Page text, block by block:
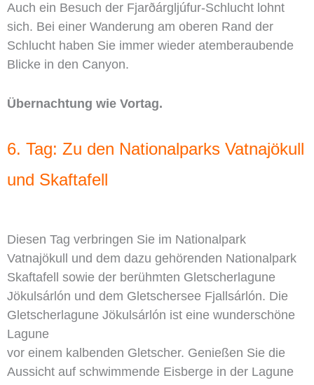
Auch ein Besuch der Fjarðárgljúfur-Schlucht lohnt
sich. Bei einer Wanderung am oberen Rand der
Schlucht haben Sie immer wieder atemberaubende
Blicke in den Canyon.
Übernachtung wie Vortag.
6. Tag: Zu den Nationalparks Vatnajökull
und Skaftafell
Diesen Tag verbringen Sie im Nationalpark
Vatnajökull und dem dazu gehörenden Nationalpark
Skaftafell sowie der berühmten Gletscherlagune
Jökulsárlón und dem Gletschersee Fjallsárlón. Die
Gletscherlagune Jökulsárlón ist eine wunderschöne
Lagune
vor einem kalbenden Gletscher. Genießen Sie die
Aussicht auf schwimmende Eisberge in der Lagune